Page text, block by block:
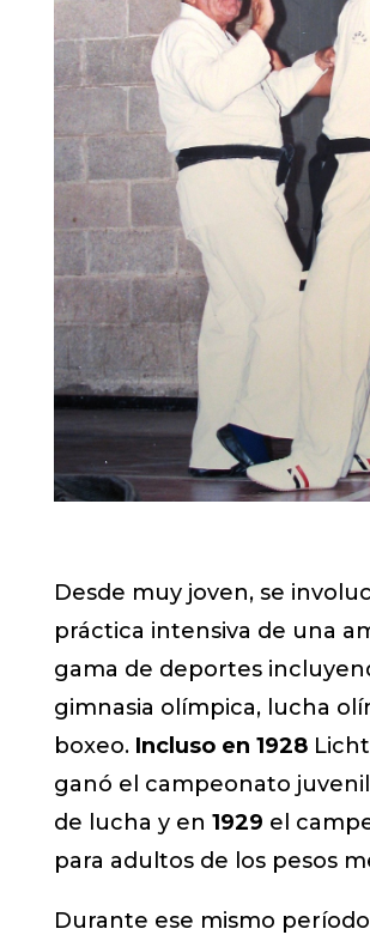
Desde muy joven, se
práctica intensiva de una
gama de deportes
gimnasia olímpica, lucha
boxeo. Incluso en 1928
ganó el campeonato
de lucha y en 1929 el
para adultos de los pesos
Durante ese mismo